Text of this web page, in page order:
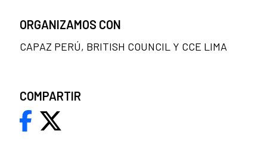
ORGANIZAMOS CON
CAPAZ PERÚ, BRITISH COUNCIL Y CCE LIMA
COMPARTIR